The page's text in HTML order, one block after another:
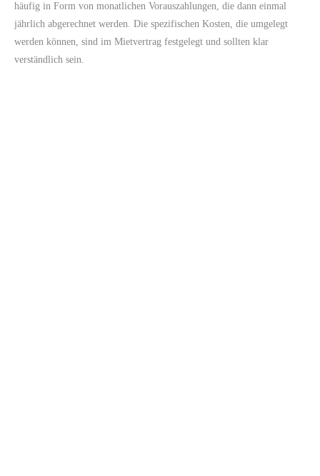
häufig in Form von monatlichen Vorauszahlungen, die dann einmal
jährlich abgerechnet werden. Die spezifischen Kosten, die umgelegt
werden können, sind im Mietvertrag festgelegt und sollten klar
verständlich sein.